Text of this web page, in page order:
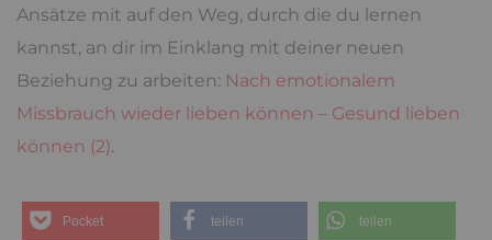
Ansätze mit auf den Weg, durch die du lernen
kannst, an dir im Einklang mit deiner neuen
Beziehung zu arbeiten: Nach emotionalem
Missbrauch wieder lieben können – Gesund lieben
können (2).
Pocket teilen teilen